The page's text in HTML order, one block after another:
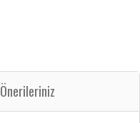
Önerileriniz